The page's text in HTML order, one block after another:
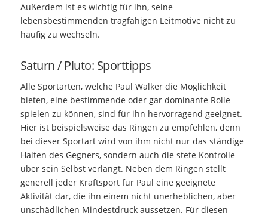
Außerdem ist es wichtig für ihn, seine
lebensbestimmenden tragfähigen Leitmotive nicht zu
häufig zu wechseln.
Saturn / Pluto: Sporttipps
Alle Sportarten, welche Paul Walker die Möglichkeit
bieten, eine bestimmende oder gar dominante Rolle
spielen zu können, sind für ihn hervorragend geeignet.
Hier ist beispielsweise das Ringen zu empfehlen, denn
bei dieser Sportart wird von ihm nicht nur das ständige
Halten des Gegners, sondern auch die stete Kontrolle
über sein Selbst verlangt. Neben dem Ringen stellt
generell jeder Kraftsport für Paul eine geeignete
Aktivität dar, die ihn einem nicht unerheblichen, aber
unschädlichen Mindestdruck aussetzen. Für diesen